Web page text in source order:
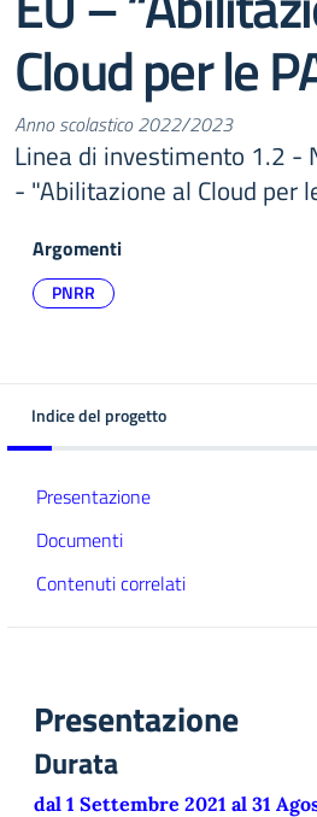
Cloud per le
Anno scolastico 2022/2023
Linea di investimento 1.2 -
- "Abilitazione al Cloud per
Argomenti
PNRR
Indice del progetto
Presentazione
Documenti
Contenuti correlati
Presentazione
Durata
dal 1 Settembre 2021 al 31